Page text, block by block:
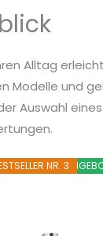
Alltag
Modelle und
Auswahl
NR. 3